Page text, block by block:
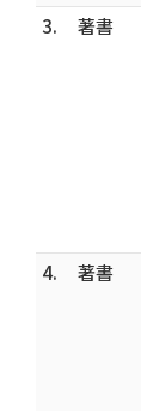
3.
著書
4.
著書